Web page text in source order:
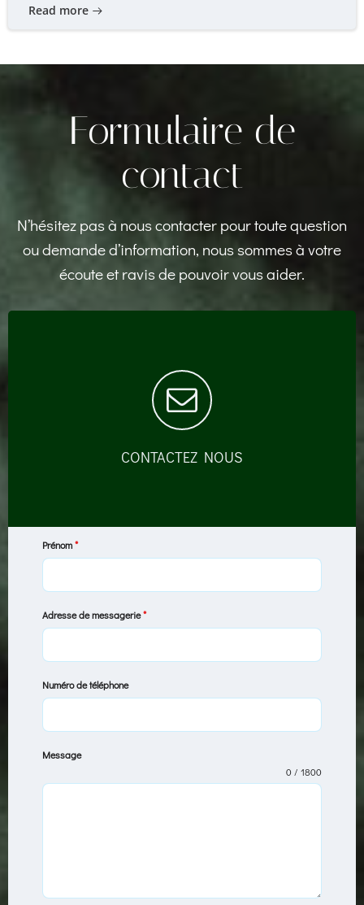
Read more
Formulaire de
contact
N’hésitez pas à nous contacter pour toute question
ou demande d’information, nous sommes à votre
écoute et ravis de pouvoir vous aider.
CONTACTEZ NOUS
Prénom*
Adresse de messagerie*
Numéro de téléphone
Message
0 / 1800